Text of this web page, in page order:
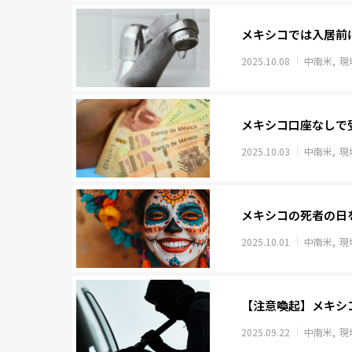
メキシコでは入居
2025.10.08 中南米 現
メキシコ口座なし
2025.10.03 中南米 現
メキシコの死者の
2025.10.01 中南米 現
【注意喚起】メキ
2025.09.22 中南米 現